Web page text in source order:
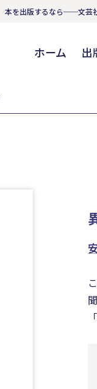
本を出版するなら──文芸
ホーム 出